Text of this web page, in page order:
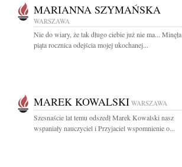
MARIANNA SZYMAŃSKA
WARSZAWA
Nie do wiary, że tak długo ciebie już nie ma... Minęła
piąta rocznica odejścia mojej ukochanej...
MAREK KOWALSKI WARSZAWA
Szesnaście lat temu odszedł Marek Kowalski nasz
wspaniały nauczyciel i Przyjaciel wspomnienie o...